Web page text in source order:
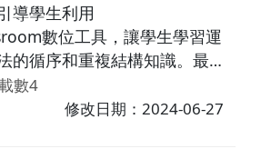
導學生利用
數位工具，讓學生學習運
的循序和重複結構知識。最後
與回饋。老師利用
評估學生的學習成效。
數4
修改日期：2024-06-27